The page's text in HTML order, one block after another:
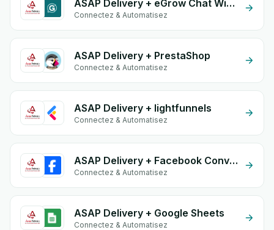
ASAP Delivery + eGrow Chat Widget
Connectez & Automatisez
ASAP Delivery + PrestaShop
Connectez & Automatisez
ASAP Delivery + lightfunnels
Connectez & Automatisez
ASAP Delivery + Facebook Conversion API (CAPI)
Connectez & Automatisez
ASAP Delivery + Google Sheets
Connectez & Automatisez